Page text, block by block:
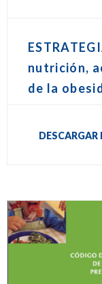
nutrición,
de la
DESCARGAR